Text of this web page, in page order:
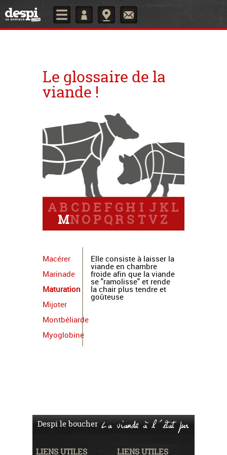
Le glossaire de la
viande !
AB C D E FGH I J K L
MNO P QR S TV Z
Macérer
Marinade
Maturation
Mijoter
Montbéliarde
Myoglobine
Elle consiste à laisser la
viande en chambre
froide afin que la viande
se "ramolisse" et rende
la chair plus tendre et
goûteuse
Despi le boucher La viande à l'état pur
LIENS UTILES LIENS UTILES